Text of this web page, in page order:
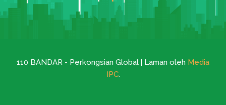
110 BANDAR - Perkongsian Global | Laman oleh Media
IPC.